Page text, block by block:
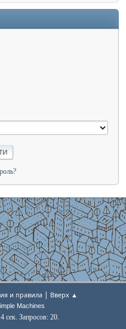
и правила | Вверх ▲
Machines
сек. Запросов: 20.